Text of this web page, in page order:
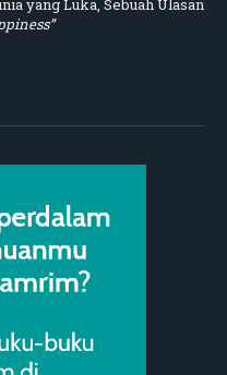
yang Luka, Sebuah Ulasan